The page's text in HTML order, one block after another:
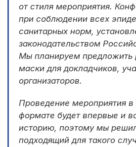
от стиля мероприятия.
при соблюдении всех
санитарных норм,
законодательством
Мы планируем предложить
маски для докладчиков,
организаторов.
Проведение мероприятия
формате будет впервые и
историю, поэтому мы
подходящий для такого